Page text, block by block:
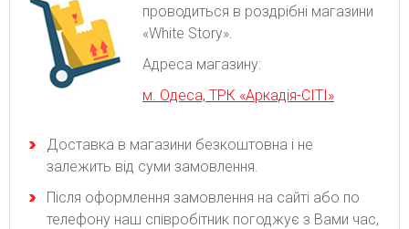
проводиться в роздрібні магазини
«White Story».
Адреса магазину:
м. Одеса, ТРК «Аркадія-СІТІ»
Доставка в магазини безкоштовна і не
залежить від суми замовлення.
Після оформлення замовлення на сайті або по
телефону наш співробітник погоджує з Вами час,